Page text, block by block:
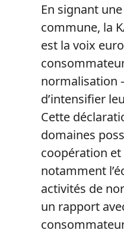
En signant
commune, la
est la voix
normalisation
d’intensifier
Cette
domaines
coopération
notamment
activités de
un rapport